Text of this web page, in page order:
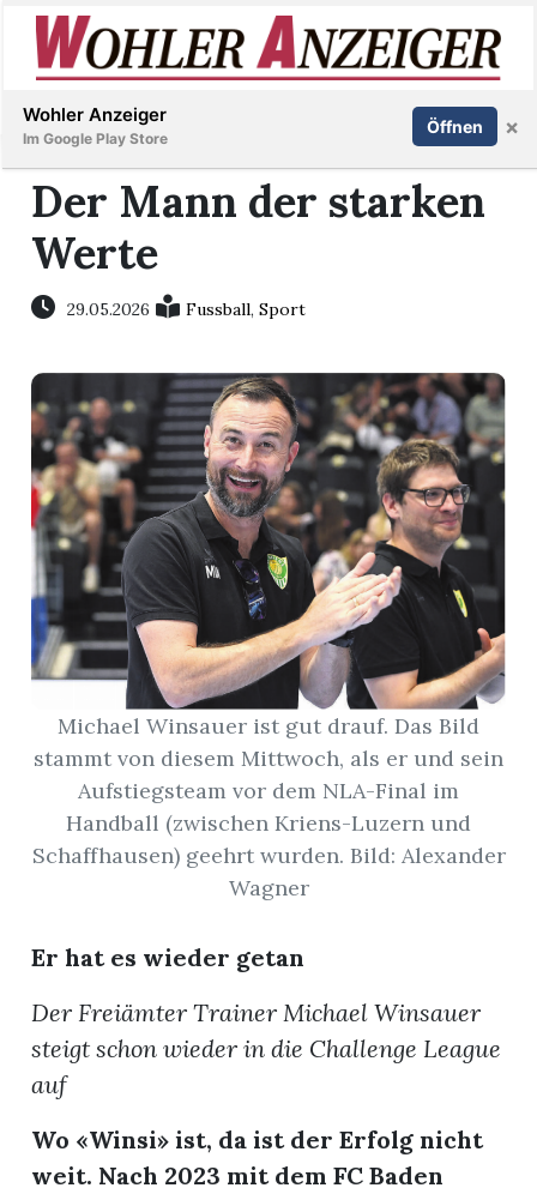
Immobilien
Veranstaltungen
Stellen
E-
Paper
Newsletter
App
Inserieren Abonnieren Anmelden
Der Mann der starken
Werte
29.05.2026 Fussball,Sport
Michael Winsauer ist gut drauf. Das Bild
stammt von diesem Mittwoch, als er und sein
Aufstiegsteam vor dem NLA-Final im
Handball (zwischen Kriens-Luzern und
Schaffhausen) geehrt wurden. Bild: Alexander
Wagner
Er hat es wieder getan
Der Freiämter Trainer Michael Winsauer
steigt schon wieder in die Challenge League
auf
Wo «Winsi» ist, da ist der Erfolg nicht
weit. Nach 2023 mit dem FC Baden
Wohler Anzeiger
Im Google Play Store
Öffnen ×